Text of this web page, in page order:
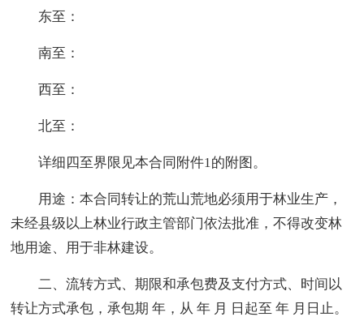
东至：
南至：
西至：
北至：
详细四至界限见本合同附件1的附图。
用途：本合同转让的荒山荒地必须用于林业生产，
未经县级以上林业行政主管部门依法批准，不得改变林
地用途、用于非林建设。
二、流转方式、期限和承包费及支付方式、时间以
转让方式承包，承包期 年，从 年 月 日起至 年 月日止。